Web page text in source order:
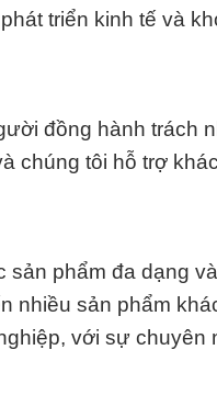
triển kinh tế và
đồng hành trách
chúng tôi hỗ trợ
phẩm đa dạng
nhiều sản phẩm
với sự chuyên